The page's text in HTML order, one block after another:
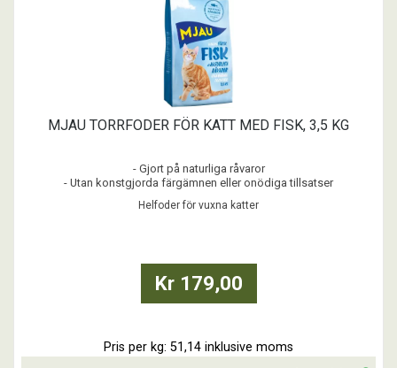
MJAU TORRFODER FÖR KATT MED FISK, 3,5 KG
- Gjort på naturliga råvaror
- Utan konstgjorda färgämnen eller onödiga tillsatser
Helfoder för vuxna katter
Kr 179,00
Pris per kg: 51,14 inklusive moms